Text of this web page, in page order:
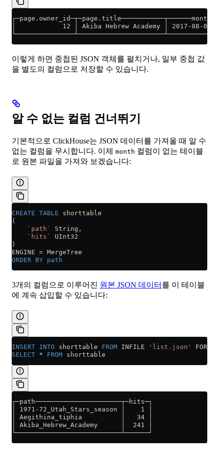
│            12 │ Akiba Hebrew Academy │ 2017-08-01
이렇게 하면 중첩된 JSON 객체를 펼치거나, 일부 중첩 값
을 별도의 컬럼으로 저장할 수 있습니다.
알 수 없는 컬럼 건너뛰기
기본적으로 ClickHouse는 JSON 데이터를 가져올 때 알 수
없는 컬럼을 무시합니다. 이제 month 컬럼이 없는 테이블
로 원본 파일을 가져와 보겠습니다:
CREATE TABLE shorttable
(
    `path`
String,
    `hits`
UInt32
)
ENGINE = MergeTree
ORDER BY path
3개의 컬럼으로 이루어진 원본 JSON 데이터 를 이 테이블
에 계속 삽입할 수 있습니다:
INSERT INTO shorttable FROM INFILE 'list.json'
SELECT * FROM shorttable
┌─path──────────────────────┬─hits─┐
│ 1971-72_Utah_Stars_season │    1 │
│ Aegithina_tiphia          │   34 │
│ Akiba_Hebrew_Academy      │  241 │
└───────────────────────────┴──────┘